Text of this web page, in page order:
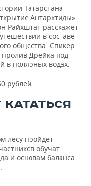
Татарстана
Антарктиды».
Райхштат расскажет
в составе
общества. Спикер
пролив Дрейка под
в полярных водах.
рублей.
КАТАТЬСЯ
лесу пройдет
обучат
и основам баланса.